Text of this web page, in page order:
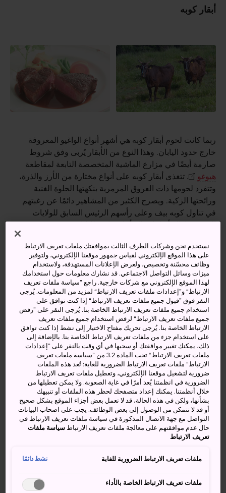
أبقار كوبه
ربما كانت لحوم أبقار كوبه هي أشهر أنواع الواغيو المعروفة
خارج حدود اليابان. وهذا النوع من الأبقار يُربى وفق شروط
صارمة أيضًا في مزارع الماشية المتخصصة التابعة لمقاطعة
هيوغو
. تتغذى أبقار كوبه على أنواع مختارة من الأرز والذرة،
وتتفرد لحومها ذات العروق المرمرية بنكهتها الحلوة الغنية
ورائحتها الزكية. ويصرح الكثير من المشاهير دائمًا عن رغبتهم
في تناول كوبه بيف وعلى رأسهم الرئيس السابق للولايات
المتحدة باراك أوباما وذلك أثناء زيارته لليابان.
الموقع الرسمي لجمعية تسويق لحوم كوبه بيف وتوزيعها (الموقع
باللغة الإنجليزية)
أبقار أومي
تُربى أبقار أومي بعناية فائقة داخل
، وتعد هي
نستخدم نحن وشركات الطرف الثالث بموافقتك ملفات تعريف الارتباط
على هذا الموقع الإلكتروني لقياس جمهور موقعنا الإلكتروني، ولتوفير
وظائف محسّنة وتخصيص، ولعرض الإعلانات المستهدفة، ولاستخدام
ميزات وسائل التواصل الاجتماعي. قد نشارك معلومات حول استخدامك
لهذا الموقع الإلكتروني مع شركات خارجية. راجع ”سياسة ملفات تعريف
الارتباط“ و”إعدادات ملفات تعريف الارتباط“ لمزيد من المعلومات. يُرجى
النقر فوق ”قبول جميع ملفات تعريف الارتباط“ إذا كنت توافق على
استخدام جميع ملفات تعريف الارتباط الخاصة بنا. يُرجى النقر على ”رفض
جميع ملفات تعريف الارتباط“ لرفض استخدام جميع ملفات تعريف
الارتباط الخاصة بنا. يُرجى تحريك مفتاح الاختيار إلى نشط إذا كنت توافق
على استخدام جزء من ملفات تعريف الارتباط الخاصة بنا. بالإضافة إلى
ذلك، يمكنك تغيير موافقتك أو سحبها في أي وقت بالنقر على ”إعدادات
ملفات تعريف الارتباط“ تحت المادة 3.2 من ”سياسة ملفات تعريف
الارتباط“ ملفات تعريف الارتباط الضرورية للغاية: تُعد هذه الملفات
ضرورية لتشغيل موقعنا الإلكتروني، وتعطيل ملفات تعريف الارتباط
الضرورية في انظمتنا يُعد أمرًا في غاية الصعوبة. ولا يمكن تعطيلها من
خلال أنظمتنا. يمكنك إعداد متصفحك لحظر هذه الملفات أو تنبيهك
بشأنها، ولكن في هذه الحالة، قد لا تعمل بعض أجزاء الموقع بشكل صحيح
أو قد لا تتمكن من الوصول إلى بعض الوظائف. يجب على اصحاب البيانات
التواصل مع جهة الاتصال المذكورة في سياسة ملفات تعريف الارتباط في
حال عدم موافقتهم على معالجة ملفات تعريف الارتباطسياسة ملفات
تعريف الارتباط
ملفات تعريف الارتباط الضرورية للغاية نشط دائمًا
ملفات تعريف الارتباط الخاصة بالأداء